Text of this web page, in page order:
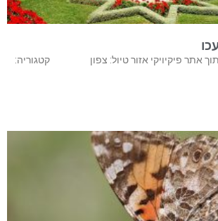
מתוך אתר פיקיויקי אזור טיול: צפון קטגוריה: